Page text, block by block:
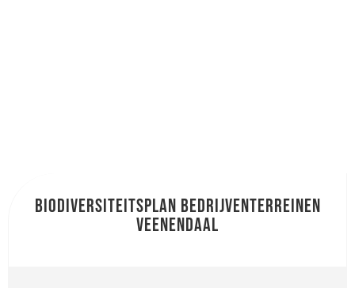
Biodiversiteitsplan bedrijventerreinen
Veenendaal